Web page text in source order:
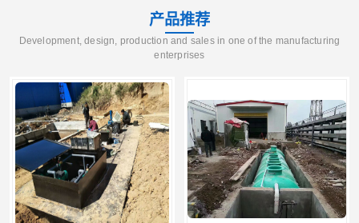
产品推荐
Development, design, production and sales in one of the manufacturing
enterprises